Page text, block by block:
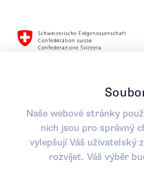
Tento projekt byl
Naše webové stránky
nich jsou pro správný
vylepšují Váš uživatelský
rozvíjet. Váš výběr